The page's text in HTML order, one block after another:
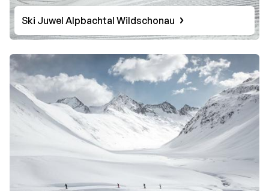
Ski Juwel Alpbachtal Wildschonau